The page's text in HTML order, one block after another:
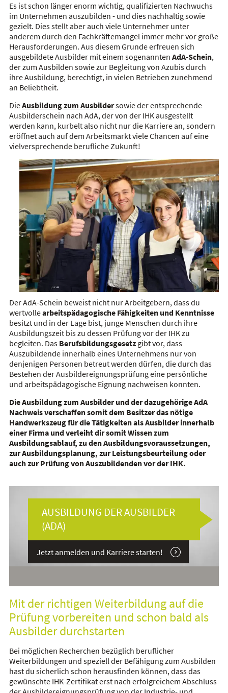
Es ist schon länger enorm wichtig, qualifizierten Nachwuchs
im Unternehmen auszubilden - und dies nachhaltig sowie
gezielt. Dies stellt aber auch viele Unternehmer unter
anderem durch den Fachkräftemangel immer mehr vor große
Herausforderungen. Aus diesem Grunde erfreuen sich
ausgebildete Ausbilder mit einem sogenannten AdA-Schein,
der zum Ausbilden sowie zur Begleitung von Azubis durch
ihre Ausbildung, berechtigt, in vielen Betrieben zunehmend
an Beliebtheit.
DieAusbildung zum Ausbildersowie der entsprechende
Ausbilderschein nach AdA, der von der IHK ausgestellt
werden kann, kurbelt also nicht nur die Karriere an, sondern
eröffnet auch auf dem Arbeitsmarkt viele Chancen auf eine
vielversprechende berufliche Zukunft!
Der AdA-Schein beweist nicht nur Arbeitgebern, dass du
wertvollearbeitspädagogische Fähigkeiten und Kenntnisse
besitzt und in der Lage bist, junge Menschen durch ihre
Ausbildungszeit bis zu dessen Prüfung vor der IHK zu
begleiten. Das Berufsbildungsgesetzgibt vor, dass
Auszubildende innerhalb eines Unternehmens nur von
denjenigen Personen betreut werden dürfen, die durch das
Bestehen der Ausbildereignungsprüfung eine persönliche
und arbeitspädagogische Eignung nachweisen konnten.
Die Ausbildung zum Ausbilder und der dazugehörige AdA
Nachweis verschaffen somit dem Besitzer das nötige
Handwerkszeug für die Tätigkeiten als Ausbilder innerhalb
einer Firma und verleiht dir somit Wissen zum
Ausbildungsablauf, zu den Ausbildungsvoraussetzungen,
zur Ausbildungsplanung, zur Leistungsbeurteilung oder
auch zur Prüfung von Auszubildenden vor der IHK.
AUSBILDUNG DER AUSBILDER
(ADA)
Jetzt anmelden und Karriere starten!
Mit der richtigen Weiterbildung auf die
Prüfung vorbereiten und schon bald als
Ausbilder durchstarten
Bei möglichen Recherchen bezüglich beruflicher
Weiterbildungen und speziell der Befähigung zum Ausbilden
hast du sicherlich schon herausfinden können, dass das
gewünschte IHK-Zertifikat erst nach erfolgreichem Abschluss